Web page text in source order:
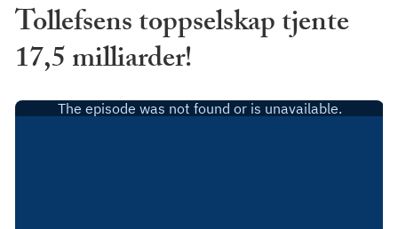
Tollefsens toppselskap tjente
17,5 milliarder!